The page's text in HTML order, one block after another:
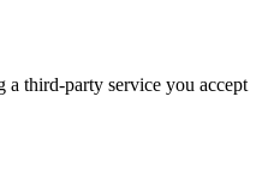
third-party service you accept